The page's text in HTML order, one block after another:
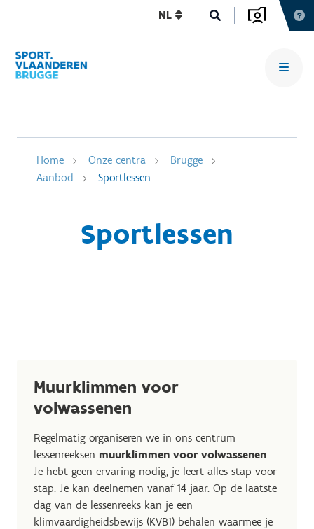
NL
Home Onze centra
Brugge
Aanbod
Sportlessen
Sportlessen
Muurklimmen voor
volwassenen
Regelmatig organiseren we in ons centrum
lessenreeksen muurklimmen voor volwassenen.
Je hebt geen ervaring nodig, je leert alles stap voor
stap. Je kan deelnemen vanaf 14 jaar. Op de laatste
dag van de lessenreeks kan je een
klimvaardigheidsbewijs (KVB1) behalen waarmee je